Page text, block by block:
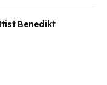
Benedikt